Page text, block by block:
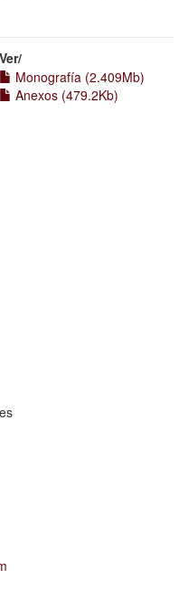
Ver/
Monografía (2.409Mb)
Anexos (479.2Kb)